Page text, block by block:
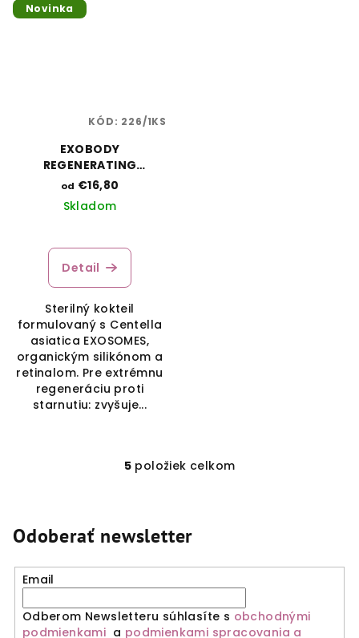
Novinka
EXOBODY
REGENERATING
COCKTAIL
od €16,80
Skladom
Detail
Sterilný kokteil
formulovaný s Centella
asiatica EXOSOMES,
organickým silikónom a
retinalom. Pre extrémnu
regeneráciu proti
starnutiu: zvyšuje...
KÓD: 226/1KS
O
á
d
a
c
i
e
5 položiek celkom
Odoberať newsletter
Email
Odberom Newsletteru súhlasíte s obchodnými
podmienkami a podmienkami spracovania a